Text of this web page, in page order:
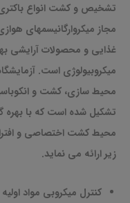
تشخیص و کشت انواع باکتری
مجاز میکروارگانیسمهای
غذایی و محصولات آرایشی
میکروبیولوژی است.
محیط سازی، کشت و
محیط کشت اختصاصی و
زیر ارائه می نماید.
کنترل میکروبی مواد